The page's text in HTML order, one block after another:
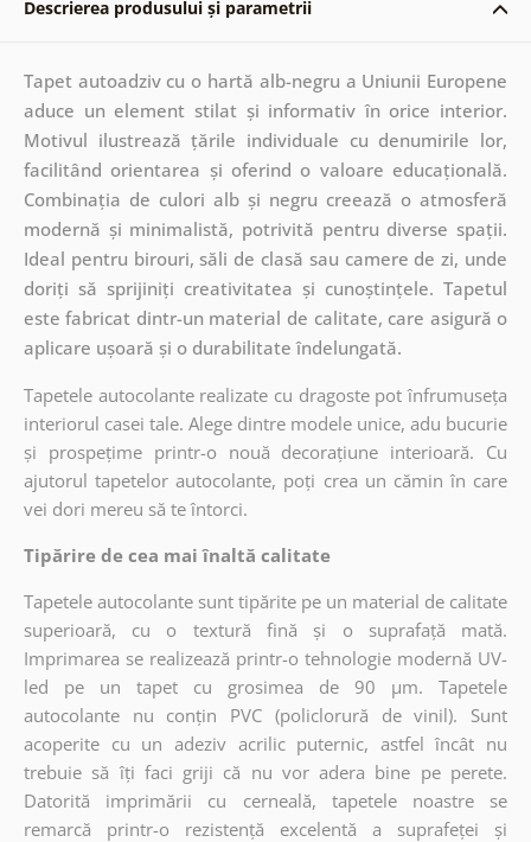
Descrierea produsului și parametrii
Tapet autoadziv cu o hartă alb-negru a Uniunii Europene
aduce un element stilat și informativ în orice interior.
Motivul ilustrează țările individuale cu denumirile lor,
facilitând orientarea și oferind o valoare educațională.
Combinația de culori alb și negru creează o atmosferă
modernă și minimalistă, potrivită pentru diverse spații.
Ideal pentru birouri, săli de clasă sau camere de zi, unde
doriți să sprijiniți creativitatea și cunoștințele. Tapetul
este fabricat dintr-un material de calitate, care asigură o
aplicare ușoară și o durabilitate îndelungată.
Tapetele autocolante realizate cu dragoste pot înfrumuseța
interiorul casei tale. Alege dintre modele unice, adu bucurie
și prospețime printr-o nouă decorațiune interioară. Cu
ajutorul tapetelor autocolante, poți crea un cămin în care
vei dori mereu să te întorci.
Tipărire de cea mai înaltă calitate
Tapetele autocolante sunt tipărite pe un material de calitate
superioară, cu o textură fină și o suprafață mată.
Imprimarea se realizează printr-o tehnologie modernă UV-
led pe un tapet cu grosimea de 90 µm. Tapetele
autocolante nu conțin PVC (policlorură de vinil). Sunt
acoperite cu un adeziv acrilic puternic, astfel încât nu
trebuie să îți faci griji că nu vor adera bine pe perete.
Datorită imprimării cu cerneală, tapetele noastre se
remarcă printr-o rezistență excelentă a suprafeței și